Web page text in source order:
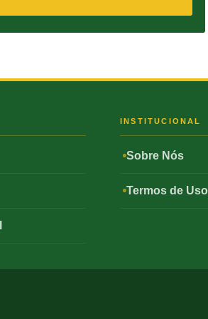
INSTITUCIONAL
Sobre Nós
Termos de Uso